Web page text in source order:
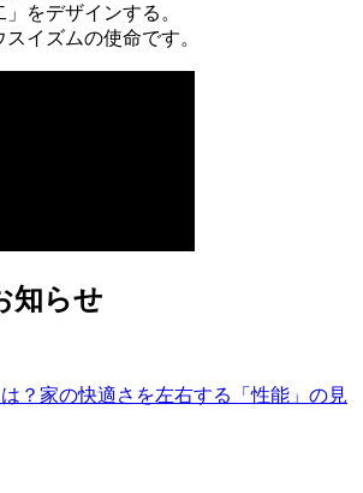
をデザインする。
イズムの使命です。
知らせ
？家の快適さを左右する「性能」の見